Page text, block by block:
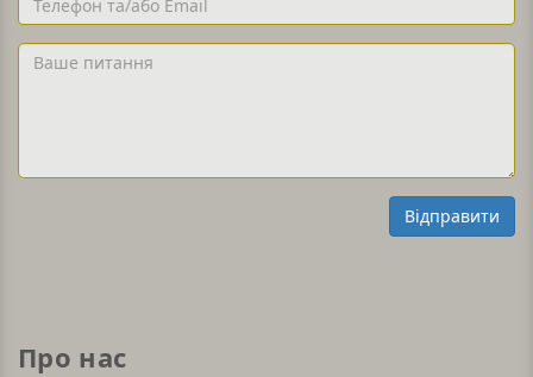
та/
або
Email
Ваше
Відправити
Про нас